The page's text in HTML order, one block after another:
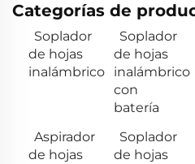
Categorías de
Soplador
de hojas
inalámbrico
Soplador
de hojas
inalámbrico
con
batería
Aspirador
de hojas
Soplador
de hojas